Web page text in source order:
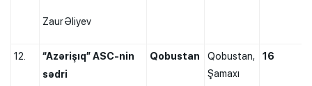
Zaur Əliyev
12.
“Azərişıq” ASC-nin
sədri
Qobustan
Qobustan,
Şamaxı
16